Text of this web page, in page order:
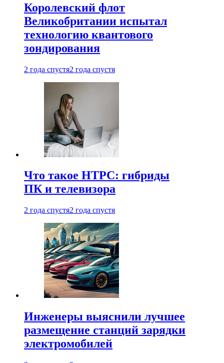
Королевский флот
Великобритании испытал
технологию квантового
зондирования
2 года спустя2 года спустя
Что такое HTPC: гибриды
ПК и телевизора
2 года спустя2 года спустя
Инженеры выяснили лучшее
размещение станций зарядки
электромобилей